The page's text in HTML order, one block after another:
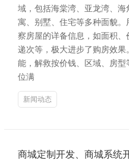
域，包括海棠湾、亚龙湾、
寓、别墅、住宅等多种面貌
察房屋的详备信息，如面积
递次等，极大进步了购房效
能，解救按价钱、区域、房
位满
新闻动态
商城定制开发、商城系统